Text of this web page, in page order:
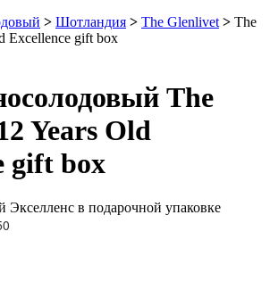
> Шотландия > The Glenlivet > The
Excellence gift box
The
Years Old
gift box
Экселленс в подарочной упаковке